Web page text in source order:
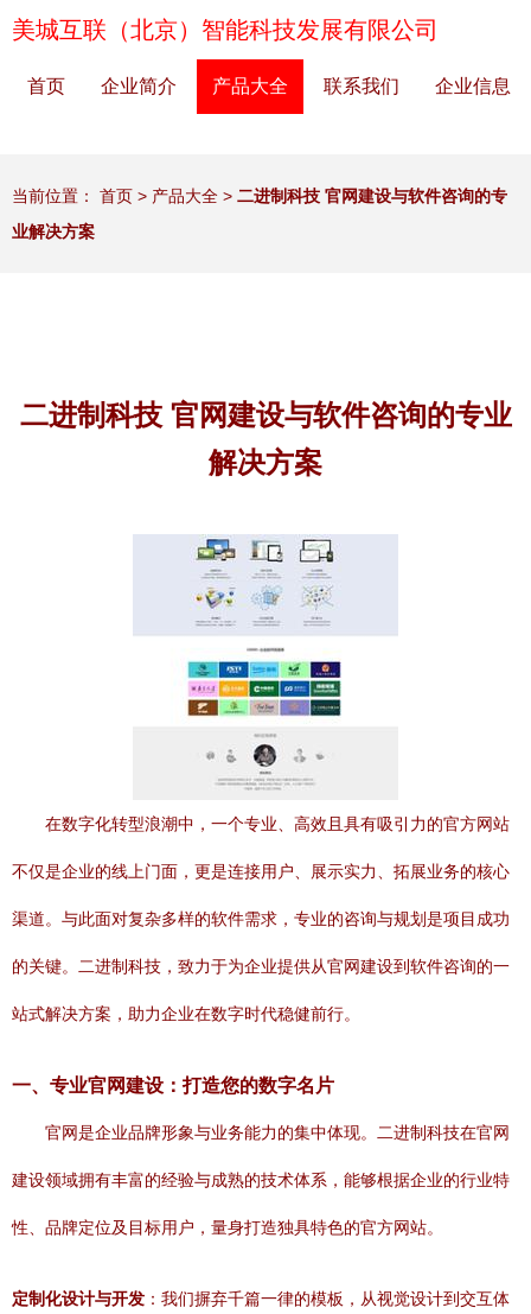
美城互联（北京）智能科技发展有限公司
首页 企业简介 产品大全 联系我们 企业信息
当前位置： 首页 > 产品大全 > 二进制科技 官网建设与软件咨询的专
业解决方案
二进制科技 官网建设与软件咨询的专业
解决方案
在数字化转型浪潮中，一个专业、高效且具有吸引力的官方网站
不仅是企业的线上门面，更是连接用户、展示实力、拓展业务的核心
渠道。与此面对复杂多样的软件需求，专业的咨询与规划是项目成功
的关键。二进制科技，致力于为企业提供从官网建设到软件咨询的一
站式解决方案，助力企业在数字时代稳健前行。
一、专业官网建设：打造您的数字名片
官网是企业品牌形象与业务能力的集中体现。二进制科技在官网
建设领域拥有丰富的经验与成熟的技术体系，能够根据企业的行业特
性、品牌定位及目标用户，量身打造独具特色的官方网站。
定制化设计与开发 ：我们摒弃千篇一律的模板，从视觉设计到交互体